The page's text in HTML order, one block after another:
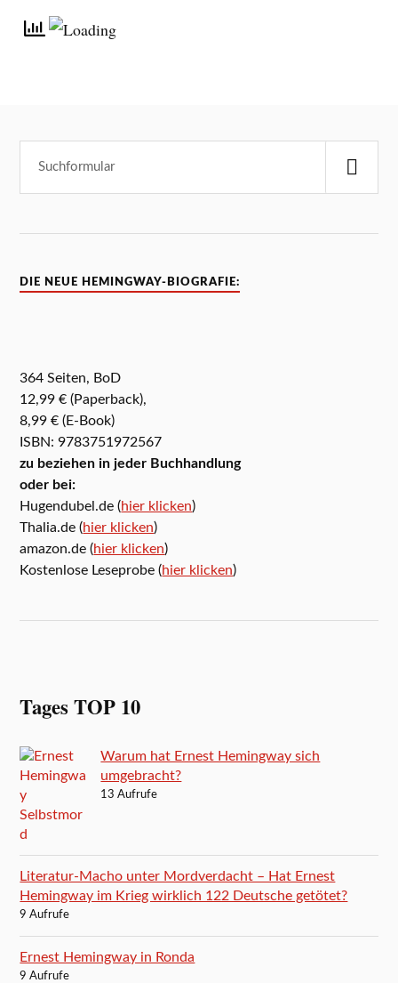
DIE NEUE HEMINGWAY-BIOGRAFIE:
364 Seiten, BoD
12,99 € (Paperback),
8,99 € (E-Book)
ISBN: 9783751972567
zu beziehen in jeder Buchhandlung
oder bei:
Hugendubel.de (hier klicken)
Thalia.de (hier klicken)
amazon.de (hier klicken)
Kostenlose Leseprobe (hier klicken)
Tages TOP 10
Warum hat Ernest Hemingway sich
umgebracht?
13 Aufrufe
Literatur-Macho unter Mordverdacht – Hat Ernest
Hemingway im Krieg wirklich 122 Deutsche getötet?
9 Aufrufe
Ernest Hemingway in Ronda
9 Aufrufe